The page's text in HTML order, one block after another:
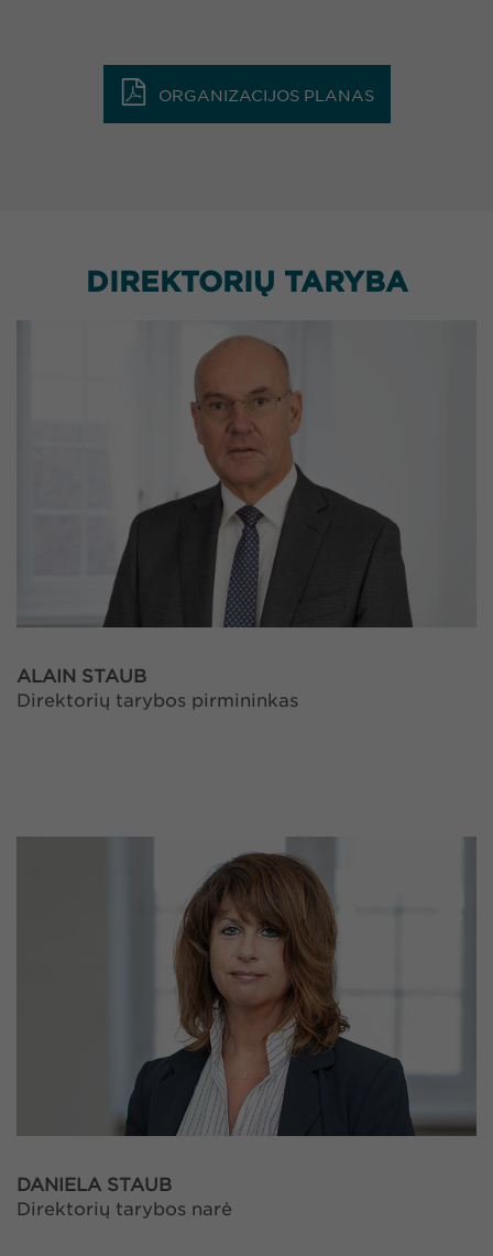
ORGANIZACIJOS PLANAS
DIREKTORIŲ TARYBA
ALAIN STAUB
Direktorių tarybos pirmininkas
DANIELA STAUB
Direktorių tarybos narė